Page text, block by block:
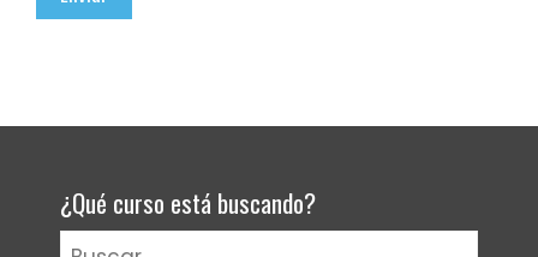
¿Qué curso está buscando?
Buscar: